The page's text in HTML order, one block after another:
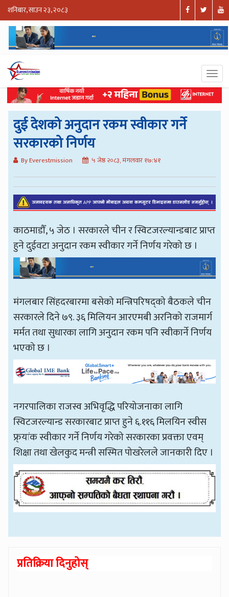
शनिबार, साउन २३, २०८३
दुई देशको अनुदान रकम स्वीकार गर्ने
सरकारको निर्णय
By Everestmission ५ जेष्ठ २०८३, मंगलवार १७:४१
काठमाडौँ, ५ जेठ । सरकारले चीन र स्विटजरल्यान्डबाट प्राप्त
हुने दुईवटा अनुदान रकम स्वीकार गर्ने निर्णय गरेको छ ।
मंगलबार सिंहदरबारमा बसेको मन्त्रिपरिषद्को बैठकले चीन
सरकारले दिने ७९. ३६ मिलियन आरएमबी अरनिको राजमार्ग
मर्मत तथा सुधारका लागि अनुदान रकम पनि स्वीकार्ने निर्णय
भएको छ ।
नगरपालिका राजस्व अभिवृद्धि परियोजनाका लागि
स्विटजरल्यान्ड सरकारबाट प्राप्त हुने ६.११६ मिलयिन स्वीस
फ्र्यांक स्वीकार गर्ने निर्णय गरेको सरकारका प्रवक्ता एवम्
शिक्षा तथा खेलकुद मन्त्री सस्मित पोखरेलले जानकारी दिए ।
प्रतिक्रिया दिनुहोस्